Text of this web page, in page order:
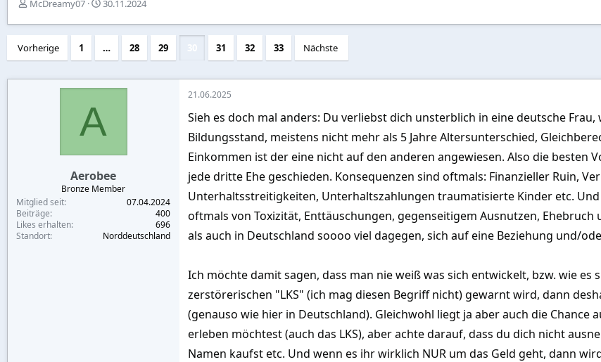
E
s
e
l
McDreamy07
E
s
e
l
t
30.11.2024
Vorherige 1 … 28 29 31 32 33 Nächste
A
Aerobee
Bronze Member
Mitglied seit
07.04.2024
Beiträge
400
Likes erhalten
696
Standort
Norddeutschland
21.06.2025
Sieh es doch mal anders: Du verliebst dich unsterblich in eine deutsche
Bildungsstand, meistens nicht mehr als 5 Jahre Altersunterschied,
Einkommen ist der eine nicht auf den anderen angewiesen. Also die
jede dritte Ehe geschieden. Konsequenzen sind oftmals: Finanzieller Ruin,
Unterhaltsstreitigkeiten, Unterhaltszahlungen traumatisierte Kinder etc.
oftmals von Toxizität, Enttäuschungen, gegenseitigem Ausnutzen,
als auch in Deutschland soooo viel dagegen, sich auf eine Beziehung und/
Ich möchte damit sagen, dass man nie weiß was sich entwickelt, bzw. wie
zerstörerischen "LKS" (ich mag diesen Begriff nicht) gewarnt wird, dann
(genauso wie hier in Deutschland). Gleichwohl liegt ja aber auch die Chance
erleben möchtest (auch das LKS), aber achte darauf, dass du dich nicht
Namen kaufst etc. Und wenn es ihr wirklich NUR um das Geld geht, dann